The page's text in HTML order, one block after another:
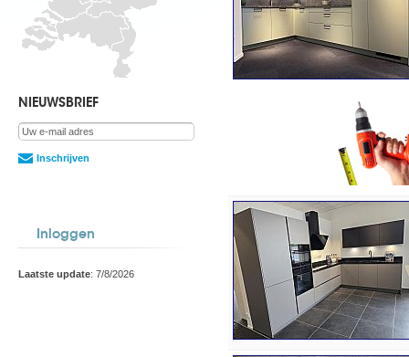
NIEUWSBRIEF
Inschrijven
Inloggen
Laatste update: 7/8/2026